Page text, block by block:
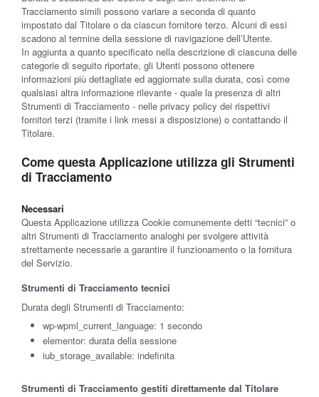
Tracciamento simili possono variare a seconda di quanto
impostato dal Titolare o da ciascun fornitore terzo. Alcuni di essi
scadono al termine della sessione di navigazione dell’Utente.
In aggiunta a quanto specificato nella descrizione di ciascuna delle
categorie di seguito riportate, gli Utenti possono ottenere
informazioni più dettagliate ed aggiornate sulla durata, così come
qualsiasi altra informazione rilevante - quale la presenza di altri
Strumenti di Tracciamento - nelle privacy policy dei rispettivi
fornitori terzi (tramite i link messi a disposizione) o contattando il
Titolare.
Come questa Applicazione utilizza gli Strumenti
di Tracciamento
Necessari
Questa Applicazione utilizza Cookie comunemente detti “tecnici” o
altri Strumenti di Tracciamento analoghi per svolgere attività
strettamente necessarie a garantire il funzionamento o la fornitura
del Servizio.
Strumenti di Tracciamento tecnici
Durata degli Strumenti di Tracciamento:
wp-wpml_current_language: 1 secondo
elementor: durata della sessione
iub_storage_available: indefinita
Strumenti di Tracciamento gestiti direttamente dal Titolare